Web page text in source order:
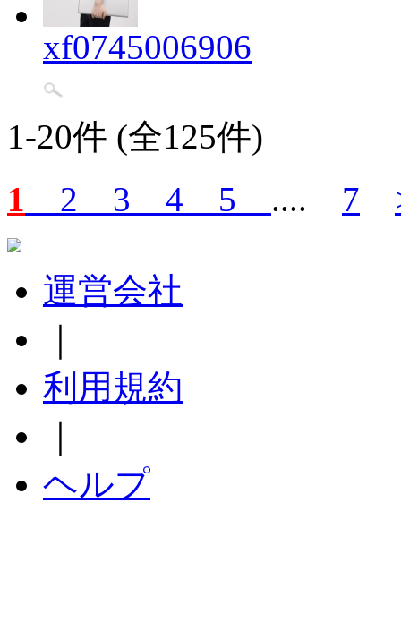
xf0745006906
1-20件 (全125件)
1
2 3 4 5 .... 7
運営会社
利用規約
ヘルプ